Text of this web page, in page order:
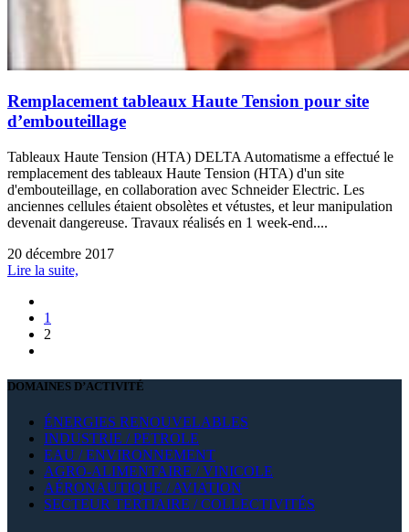
Remplacement tableaux Haute Tension pour site
d’embouteillage
Tableaux Haute Tension (HTA) DELTA Automatisme a effectué le
remplacement des tableaux Haute Tension (HTA) d'un site
d'embouteillage, en collaboration avec Schneider Electric. Les
anciennes cellules étaient obsolètes et vétustes, et leur manipulation
devenait dangereuse. Travaux réalisés en 1 week-end....
20 décembre 2017
Lire la suite,
1
2
DOMAINES D’ACTIVITÉ
ÉNERGIES RENOUVELABLES
INDUSTRIE / PETROLE
EAU / ENVIRONNEMENT
AGRO-ALIMENTAIRE / VINICOLE
AÉRONAUTIQUE / AVIATION
SECTEUR TERTIAIRE / COLLECTIVITÉS